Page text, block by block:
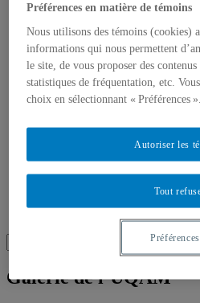
About our publications
About Éditions les petits
News
About
Accessibility
Contact
Mandate
Staff
Project Proposals
for:
Search
Galerie de l’UQAM
Préférences en matière de témoins
Nous utilisons des témoins (cookies)
informations qui nous permettent
le site, de vous proposer des
statistiques de fréquentation, etc.
choix en sélectionnant « Préférences ».
Tout
Autoriser les
Préférences